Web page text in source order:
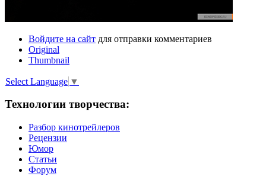
Войдите на сайт для отправки комментариев
Original
Thumbnail
Select Language ▼
Технологии творчества:
Разбор кинотрейлеров
Рецензии
Юмор
Статьи
Форум